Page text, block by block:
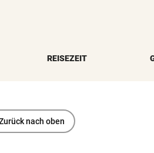
REISEZEIT
nach oben